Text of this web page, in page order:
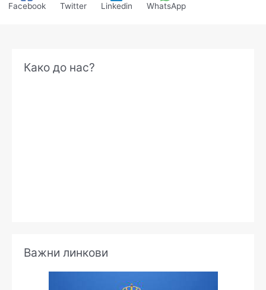
Facebook Twitter Linkedin WhatsApp
Како до нас?
Важни линкови
р